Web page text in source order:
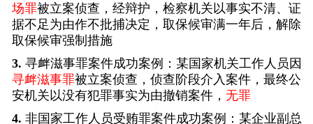
场罪被立案侦查，经辩护，检察机关以事实不清、证
据不足为由作不批捕决定，取保候审满一年后，解除
取保候审强制措施
3. 寻衅滋事罪案件成功案例：某国家机关工作人员因
寻衅滋事罪被立案侦查，侦查阶段介入案件，最终公
安机关以没有犯罪事实为由撤销案件， 无罪
4. 非国家工作人员受贿罪案件成功案例：某企业副总